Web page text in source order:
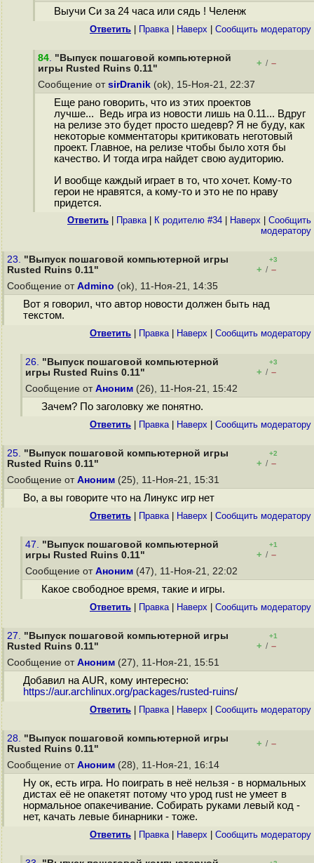
Выучи Си за 24 часа или сядь ! Челенж
Ответить Правка| Наверх Cообщить модератору
84. "Выпуск пошаговой компьютерной
игры Rusted Ruins 0.11"
+ / –
Сообщение от sirDranik (ok), 15-Ноя-21, 22:37
Еще рано говорить, что из этих проектов
лучше... Ведь игра из новости лишь на 0.11... Вдруг
на релизе это будет просто шедевр? Я не буду, как
некоторые комментаторы критиковать неготовый
проект. Главное, на релизе чтобы было хотя бы
качество. И тогда игра найдет свою аудиторию.
И вообще каждый играет в то, что хочет. Кому-то
герои не нравятся, а кому-то и это не по нраву
придется.
Ответить Правка| К родителю #34 Наверх
Cообщить
модератору
23. "Выпуск пошаговой компьютерной игры
Rusted Ruins 0.11"
+3
+ / –
Сообщение от Admino (ok), 11-Ноя-21, 14:35
Вот я говорил, что автор новости должен быть над
текстом.
Ответить Правка| Наверх Cообщить модератору
26. "Выпуск пошаговой компьютерной
игры Rusted Ruins 0.11"
+3
+ / –
Сообщение от Аноним (26), 11-Ноя-21, 15:42
Зачем? По заголовку же понятно.
Ответить Правка| Наверх Cообщить модератору
25. "Выпуск пошаговой компьютерной игры
Rusted Ruins 0.11"
+2
+ / –
Сообщение от Аноним (25), 11-Ноя-21, 15:31
Во, а вы говорите что на Линукс игр нет
Ответить Правка| Наверх Cообщить модератору
47. "Выпуск пошаговой компьютерной
игры Rusted Ruins 0.11"
+1
+ / –
Сообщение от Аноним (47), 11-Ноя-21, 22:02
Какое свободное время, такие и игры.
Ответить Правка| Наверх Cообщить модератору
27. "Выпуск пошаговой компьютерной игры
Rusted Ruins 0.11"
+1
+ / –
Сообщение от Аноним (27), 11-Ноя-21, 15:51
Добавил на AUR, кому интересно:
https://aur.archlinux.org/packages/rusted-ruins/
Ответить Правка| Наверх Cообщить модератору
28. "Выпуск пошаговой компьютерной игры
Rusted Ruins 0.11"
+ / –
Сообщение от Аноним (28), 11-Ноя-21, 16:14
Ну ок, есть игра. Но поиграть в неё нельзя - в нормальных
дистах её не опакетят потому что урод rust не умеет в
нормальное опакечивание. Собирать руками левый код -
нет, качать левые бинарники - тоже.
Ответить Правка| Наверх Cообщить модератору